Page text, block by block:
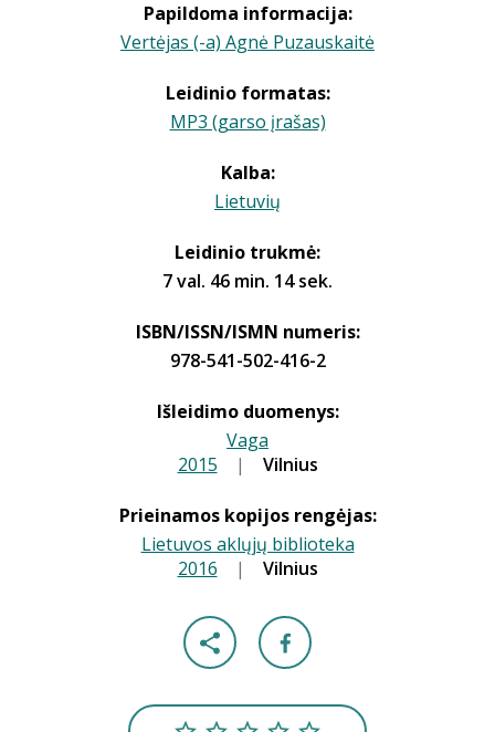
Papildoma informacija:
Vertėjas (-a) Agnė Puzauskaitė
Leidinio formatas:
MP3 (garso įrašas)
Kalba:
Lietuvių
Leidinio trukmė:
7 val. 46 min. 14 sek.
ISBN/ISSN/ISMN numeris:
978-541-502-416-2
Išleidimo duomenys:
Vaga
2015 | Vilnius
Prieinamos kopijos rengėjas:
Lietuvos aklųjų biblioteka
2016 | Vilnius